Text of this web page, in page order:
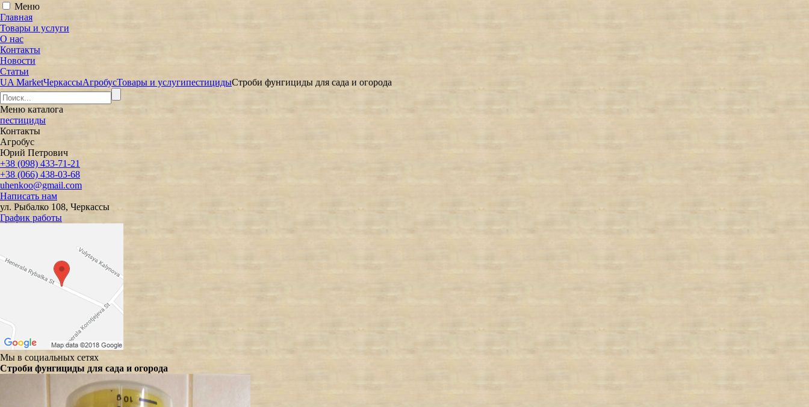
Меню
Главная
Товары и услуги
О нас
Контакты
Новости
Статьи
UA MarketЧеркассыАгробусТовары и услугипестицидыСтроби фунгициды для сада и огорода
Меню каталога
пестициды
Контакты
Агробус
Юрий Петрович
+38 (098) 433-71-21
+38 (066) 438-03-68
uhenkoo@gmail.com
Написать нам
ул. Рыбалко 108, Черкассы
График работы
Мы в социальных сетях
Строби фунгициды для сада и огорода